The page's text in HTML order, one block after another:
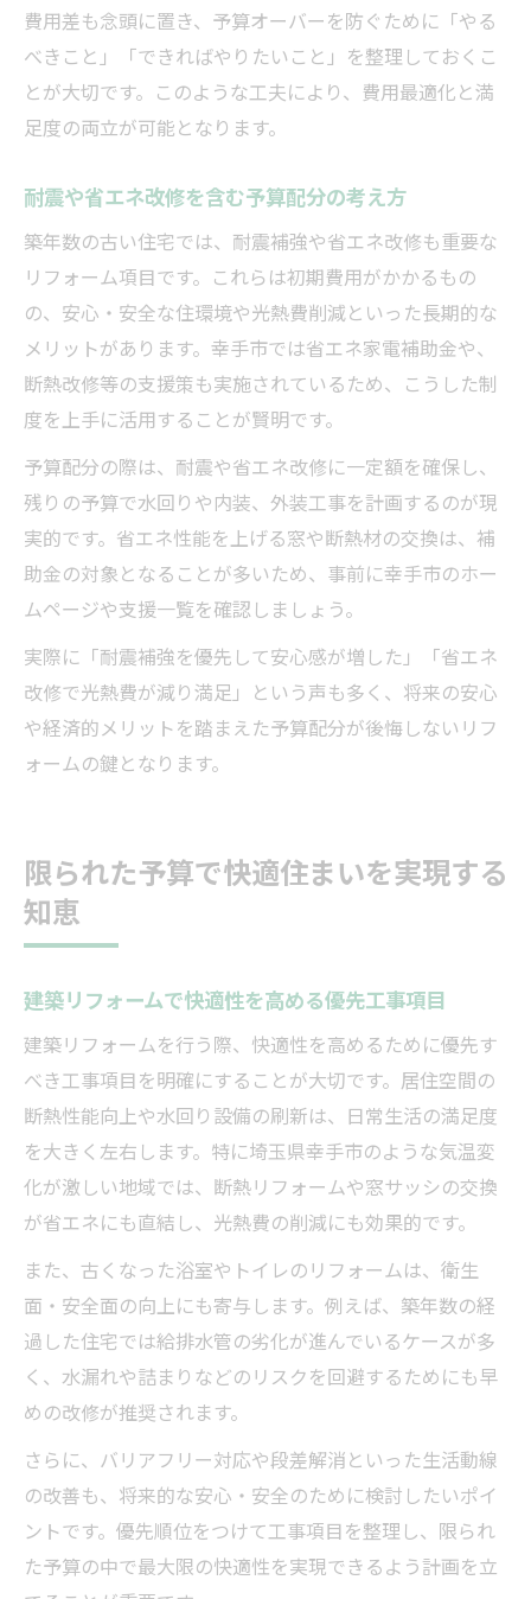
費用差も念頭に置き、予算オーバーを防ぐために「やる
べきこと」「できればやりたいこと」を整理しておくこ
とが大切です。このような工夫により、費用最適化と満
足度の両立が可能となります。
耐震や省エネ改修を含む予算配分の考え方
築年数の古い住宅では、耐震補強や省エネ改修も重要な
リフォーム項目です。これらは初期費用がかかるもの
の、安心・安全な住環境や光熱費削減といった長期的な
メリットがあります。幸手市では省エネ家電補助金や、
断熱改修等の支援策も実施されているため、こうした制
度を上手に活用することが賢明です。
予算配分の際は、耐震や省エネ改修に一定額を確保し、
残りの予算で水回りや内装、外装工事を計画するのが現
実的です。省エネ性能を上げる窓や断熱材の交換は、補
助金の対象となることが多いため、事前に幸手市のホー
ムページや支援一覧を確認しましょう。
実際に「耐震補強を優先して安心感が増した」「省エネ
改修で光熱費が減り満足」という声も多く、将来の安心
や経済的メリットを踏まえた予算配分が後悔しないリフ
ォームの鍵となります。
限られた予算で快適住まいを実現する
知恵
建築リフォームで快適性を高める優先工事項目
建築リフォームを行う際、快適性を高めるために優先す
べき工事項目を明確にすることが大切です。居住空間の
断熱性能向上や水回り設備の刷新は、日常生活の満足度
を大きく左右します。特に埼玉県幸手市のような気温変
化が激しい地域では、断熱リフォームや窓サッシの交換
が省エネにも直結し、光熱費の削減にも効果的です。
また、古くなった浴室やトイレのリフォームは、衛生
面・安全面の向上にも寄与します。例えば、築年数の経
過した住宅では給排水管の劣化が進んでいるケースが多
く、水漏れや詰まりなどのリスクを回避するためにも早
めの改修が推奨されます。
さらに、バリアフリー対応や段差解消といった生活動線
の改善も、将来的な安心・安全のために検討したいポイ
ントです。優先順位をつけて工事項目を整理し、限られ
た予算の中で最大限の快適性を実現できるよう計画を立